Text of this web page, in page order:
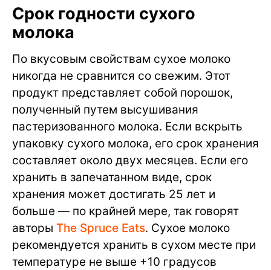
Срок годности сухого
молока
По вкусовым свойствам сухое молоко
никогда не сравнится со свежим. Этот
продукт представляет собой порошок,
полученный путем высушивания
пастеризованного молока. Если вскрыть
упаковку сухого молока, его срок хранения
составляет около двух месяцев. Если его
хранить в запечатанном виде, срок
хранения может достигать 25 лет и
больше — по крайней мере, так говорят
авторы The Spruce Eats. Сухое молоко
рекомендуется хранить в сухом месте при
температуре не выше +10 градусов